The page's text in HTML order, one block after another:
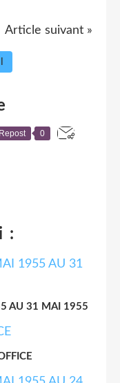
Article suivant »
Repost 0
:
AU 31 MAI 1955